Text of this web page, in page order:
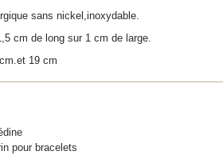
sans nickel,inoxydable.
cm de long sur 1 cm de large.
19 cm
pour bracelets